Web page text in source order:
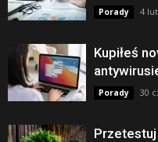
Porady 4
Kupiłeś
Porady 30
Przetestuj